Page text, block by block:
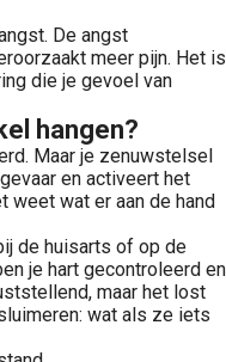
De angst
meer pijn. Het is
die je gevoel van
hangen?
Maar je zenuwstelsel
en activeert het
weet wat er aan de hand
de huisarts of op de
je hart gecontroleerd en
maar het lost
wat als ze iets